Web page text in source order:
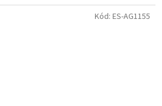
Kód: ES-AG1155